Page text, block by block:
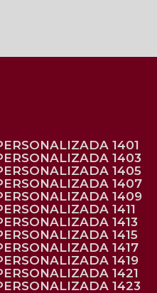
1401
1403
1405
1407
1409
1411
1413
1415
1417
1419
1421
1423